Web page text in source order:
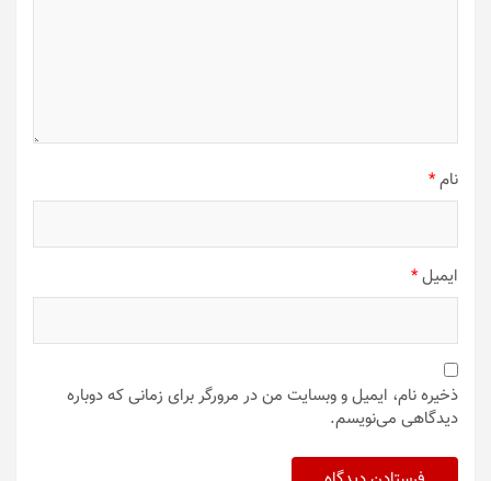
نام*
ایمیل*
ذخیره نام، ایمیل و وبسایت من در مرورگر برای زمانی که دوباره
دیدگاهی می‌نویسم.